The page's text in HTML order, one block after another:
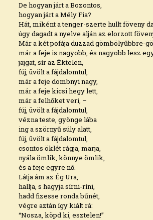
De hogyan járt a Bozontos,
hogyan járt a Mély Fia?
Hát, miként a tenger-szerte hullt föveny
úgy dagadt a nyelve alján az elorzott
Már a két pofája duzzad gömbölyűbbre-
már a feje is nagyobb, és nagyobb lesz
jajgat, sír az Éktelen,
fúj, üvölt a fájdalomtul,
már a feje dombnyi nagy,
már a feje kicsi hegy lett,
már a felhőket veri, –
fúj, üvölt a fájdalomtul,
vézna teste, gyönge lába
ing a szörnyű súly alatt,
fúj, üvölt a fájdalomtul,
csontos öklét rágja, marja,
nyála ömlik, könnye ömlik,
és a feje egyre nő.
Látja ám az Ég Ura,
hallja, s hagyja sírni-ríni,
hadd fizesse ronda bűnét,
végre aztán így kiált rá:
“Nosza, köpd ki, esztelen!”